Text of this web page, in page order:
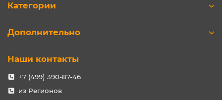
Категории
Дополнительно
Наши контакты
+7 (499) 390-87-46
из Регионов